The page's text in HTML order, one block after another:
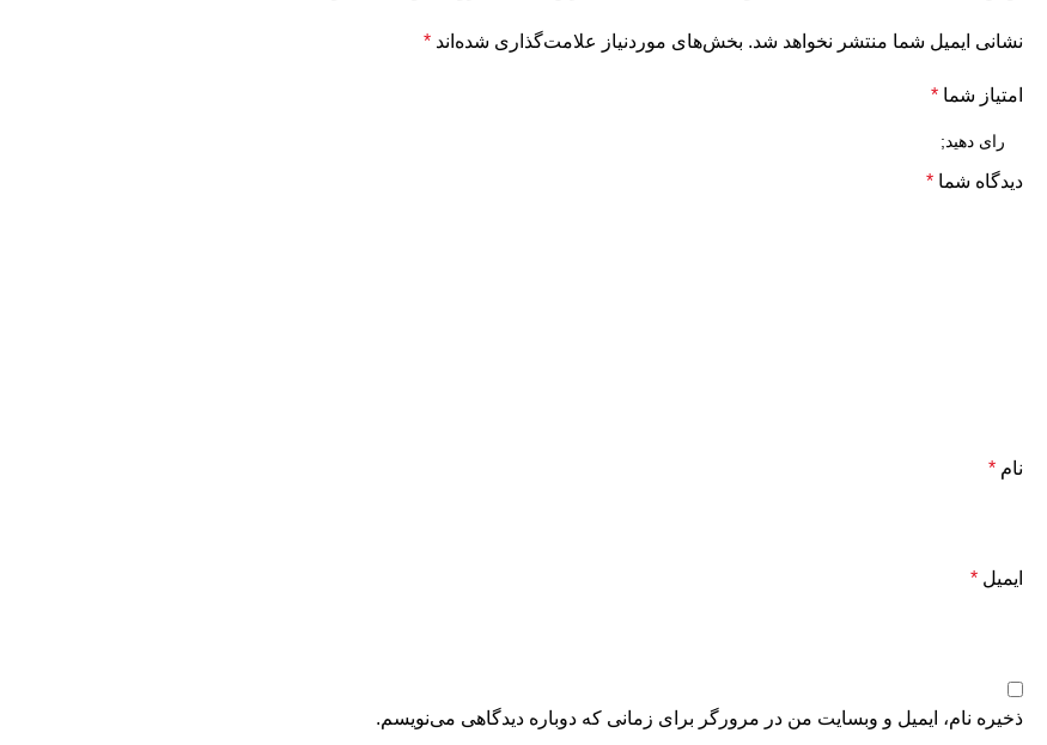
نشانی ایمیل شما منتشر نخواهد شد. بخش‌های موردنیاز علامت‌گذاری شده‌اند *
امتیاز شما *
دیدگاه شما *
نام *
ایمیل *
ذخیره نام، ایمیل و وبسایت من در مرورگر برای زمانی که دوباره دیدگاهی می‌نویسم.